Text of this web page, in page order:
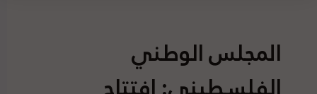
المجلس الوطني